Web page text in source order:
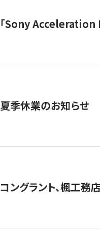
「Sony Acceleration
夏季休業のお知らせ
コングラント、楓工務